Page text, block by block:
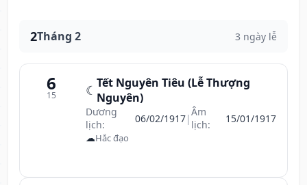
2Tháng 2 3 ngày lễ
6
15 ☾ Tết Nguyên Tiêu (Lễ Thượng
Nguyên)
Dương
lịch:
06/02/1917|Âm
lịch:
15/01/1917
☁Hắc đạo